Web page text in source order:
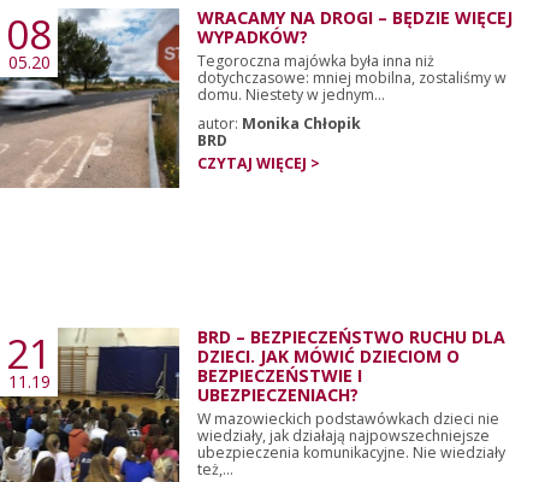
08
05.20
WRACAMY NA DROGI – BĘDZIE WIĘCEJ
WYPADKÓW?
Tegoroczna majówka była inna niż
dotychczasowe: mniej mobilna, zostaliśmy w
domu. Niestety w jednym...
autor: Monika Chłopik
BRD
CZYTAJ WIĘCEJ >
21
11.19
BRD – BEZPIECZEŃSTWO RUCHU DLA
DZIECI. JAK MÓWIĆ DZIECIOM O
BEZPIECZEŃSTWIE I
UBEZPIECZENIACH?
W mazowieckich podstawówkach dzieci nie
wiedziały, jak działają najpowszechniejsze
ubezpieczenia komunikacyjne. Nie wiedziały
też,...